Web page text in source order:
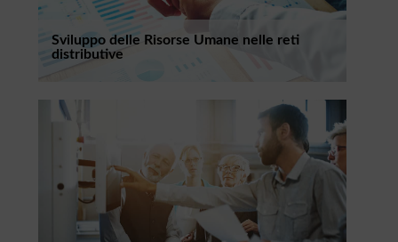
Sviluppo delle Risorse Umane nelle reti
distributive